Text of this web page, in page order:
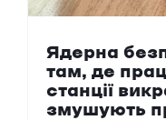
Ядерна
там, де
станції
змушують